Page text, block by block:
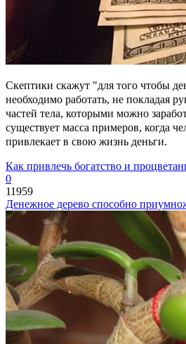
Скептики скажут "для того чтобы
необходимо работать, не покладая
частей тела, которыми можно
существует масса примеров, когда
привлекает в свою жизнь деньги.
Как привлечь богатство и
0
11959
Денежное дерево способно